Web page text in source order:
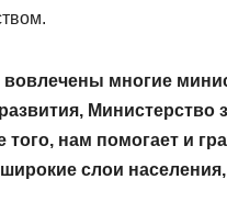
многие
того, нам помогает и
слои